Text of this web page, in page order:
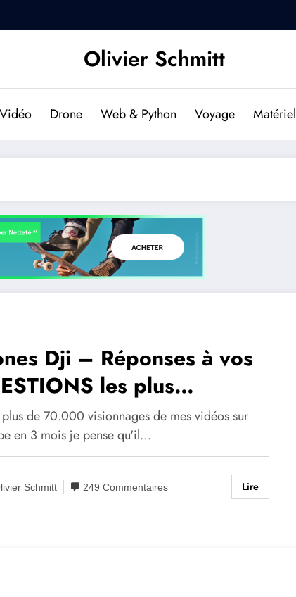
Olivier Schmitt
Vidéo Drone Web & Python Voyage Matériel
Dji – Réponses à vos
les plus
de 70.000 visionnages de mes vidéos sur
en 3 mois je pense qu'il…
Schmitt 249 Commentaires Lire